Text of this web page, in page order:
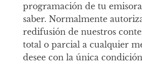
programación de tu
saber. Normalmente
redifusión de nuestros
total o parcial a cualquier
desee con la única